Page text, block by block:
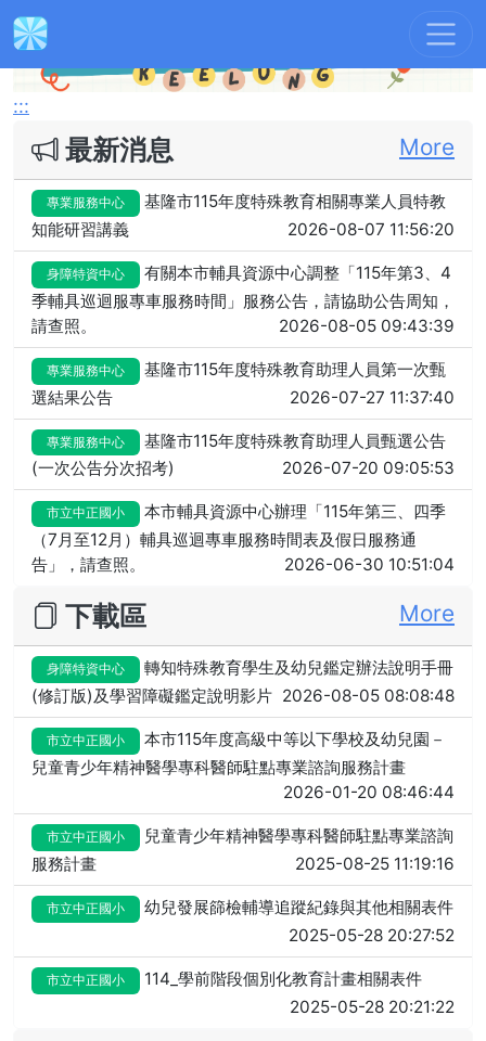
:::
More
最新消息
專業服務中心
基隆市115年度特殊教育相關專業人員特教
知能研習講義
2026-08-07 11:56:20
身障特資中心
有關本市輔具資源中心調整「115年第3、4
季輔具巡迴服專車服務時間」服務公告，請協助公告周知，
請查照。
2026-08-05 09:43:39
專業服務中心
基隆市115年度特殊教育助理人員第一次甄
選結果公告
2026-07-27 11:37:40
專業服務中心
基隆市115年度特殊教育助理人員甄選公告
(一次公告分次招考)
2026-07-20 09:05:53
市立中正國小
本市輔具資源中心辦理「115年第三、四季
（7月至12月）輔具巡迴專車服務時間表及假日服務通
告」，請查照。
2026-06-30 10:51:04
More
下載區
身障特資中心
轉知特殊教育學生及幼兒鑑定辦法說明手冊
(修訂版)及學習障礙鑑定說明影片 2026-08-05 08:08:48
市立中正國小
本市115年度高級中等以下學校及幼兒園－
兒童青少年精神醫學專科醫師駐點專業諮詢服務計畫
2026-01-20 08:46:44
市立中正國小
兒童青少年精神醫學專科醫師駐點專業諮詢
服務計畫
2025-08-25 11:19:16
市立中正國小
幼兒發展篩檢輔導追蹤紀錄與其他相關表件
2025-05-28 20:27:52
市立中正國小
114_學前階段個別化教育計畫相關表件
2025-05-28 20:21:22